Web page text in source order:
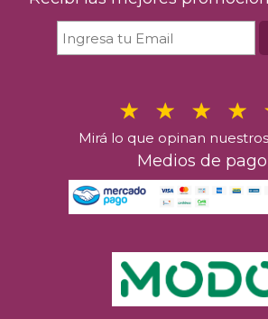
Comprar
Mirá lo que opinan
Medios de pago